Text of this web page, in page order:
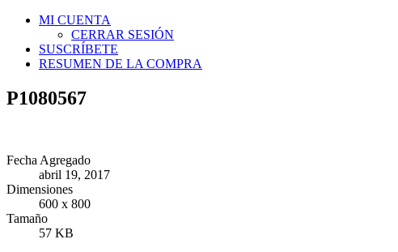
MI CUENTA
CERRAR SESIÓN
SUSCRÍBETE
RESUMEN DE LA COMPRA
P1080567
Fecha Agregado
abril 19, 2017
Dimensiones
600 x 800
Tamaño
57 KB